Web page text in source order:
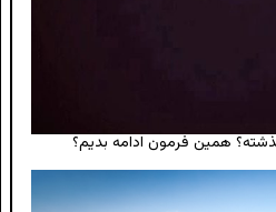
همین فرمون ادامه بدیم؟